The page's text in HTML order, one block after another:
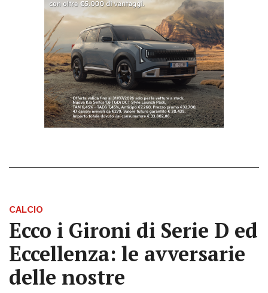
CALCIO
Ecco i Gironi di Serie D ed
Eccellenza: le avversarie
delle nostre